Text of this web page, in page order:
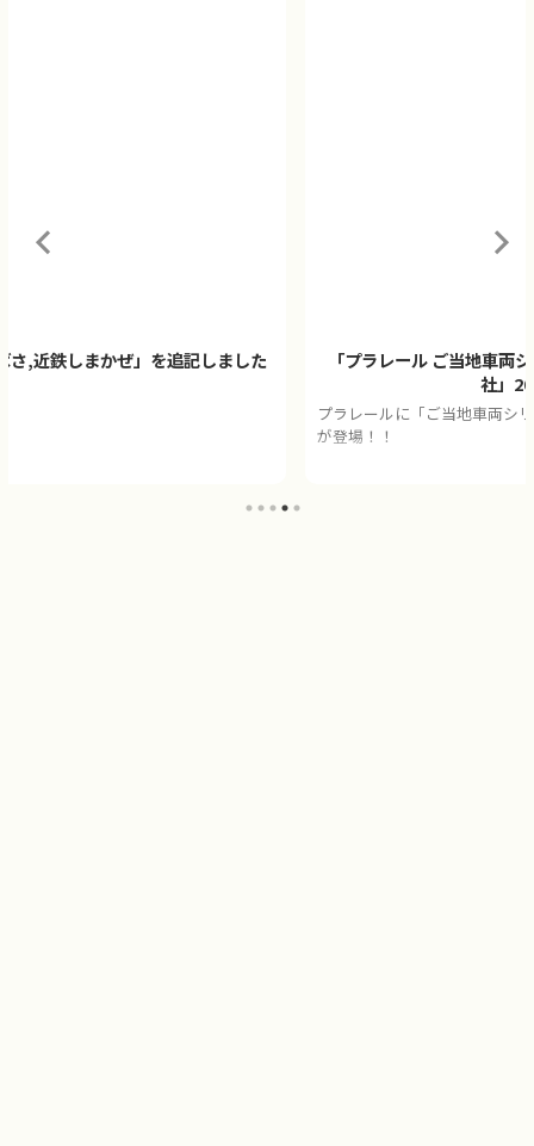
「プラレール ご当地車両シリーズ 京阪電車10000系＆稲荷神
プラレールに「ご当地車両シリーズ 京阪電車10000系＆稲荷神社」